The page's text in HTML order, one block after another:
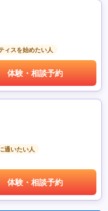
ィスを始めたい人
体験・相談予約
通いたい人
体験・相談予約